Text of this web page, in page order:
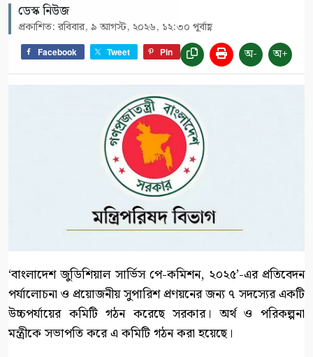
ডেস্ক নিউজ
প্রকাশিত: রবিবার, ৯ আগস্ট, ২০২৬, ১২:৩০ পূর্বাহ্ণ
Facebook Tweet Pin অ- অ+
‘বাংলাদেশ জুডিশিয়াল সার্ভিস পে-কমিশন, ২০২৫’-এর প্রতিবেদন
পর্যালোচনা ও প্রয়োজনীয় সুপারিশ প্রণয়নের জন্য ৭ সদস্যের একটি
উচ্চপর্যায়ের কমিটি গঠন করেছে সরকার। অর্থ ও পরিকল্পনা
মন্ত্রীকে সভাপতি করে এ কমিটি গঠন করা হয়েছে।